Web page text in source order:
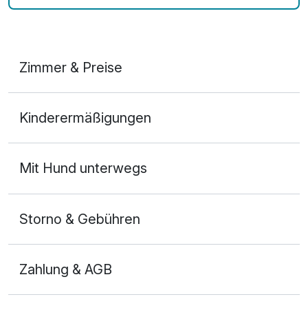
Zimmer & Preise
2 Erwachsene und 2 Kinder
Kinderermäßigungen
Mit Hund unterwegs
Storno & Gebühren
Zahlung & AGB